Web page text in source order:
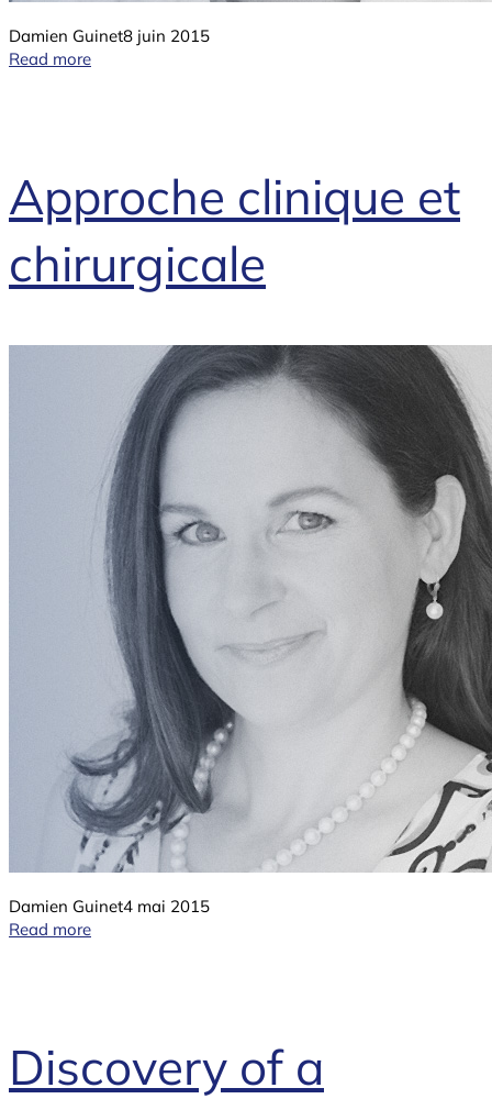
Damien Guinet8 juin 2015
Read more
Approche clinique et
chirurgicale
Damien Guinet4 mai 2015
Read more
Discovery of a